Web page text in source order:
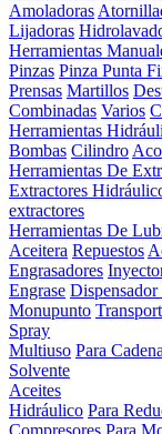
Amoladoras
Lijadoras
Herramientas
Pinzas Pinza Punta
Prensas Martillos
Combinadas Varios
Herramientas
Bombas Cilindro
Herramientas De
Extractores
extractores
Herramientas De
Aceitera Repuestos
Engrasadores
Engrase
Monupunto
Spray
Multiuso Para
Solvente
Aceites
Hidráulico Para
Compresores Para